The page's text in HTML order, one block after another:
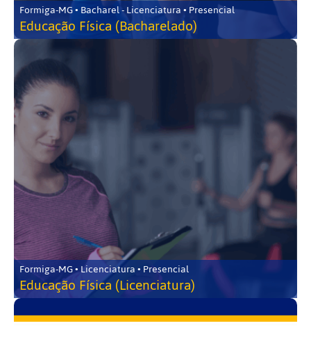
Formiga-MG • Bacharel - Licenciatura • Presencial
Educação Física (Bacharelado)
Formiga-MG • Licenciatura • Presencial
Educação Física (Licenciatura)